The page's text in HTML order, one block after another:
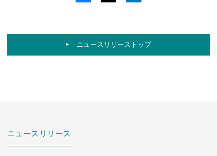
ニュースリリーストップ
ニュースリリース